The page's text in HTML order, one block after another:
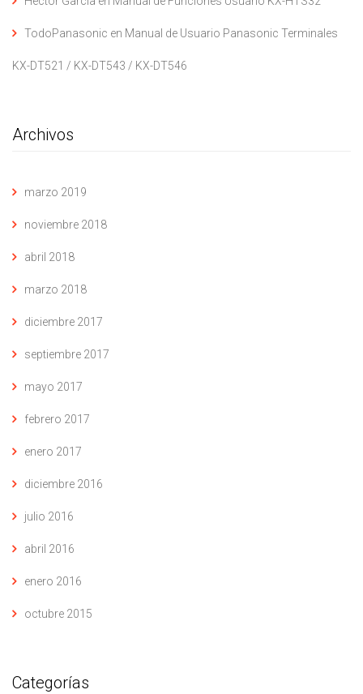
TodoPanasonic en Manual de Usuario Panasonic Terminales
KX-DT521 / KX-DT543 / KX-DT546
Archivos
marzo 2019
noviembre 2018
abril 2018
marzo 2018
diciembre 2017
septiembre 2017
mayo 2017
febrero 2017
enero 2017
diciembre 2016
julio 2016
abril 2016
enero 2016
octubre 2015
Categorías